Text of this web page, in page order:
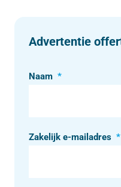
Advertentie
Naam *
Zakelijk e-mailadres *